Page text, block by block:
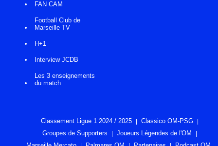
FAN CAM
Football Club de
Marseille TV
H+1
Interview JCDB
Les 3 enseignements
du match
Classement Ligue 1 2024 / 2025
Classico OM-PSG
Groupes de Supporters
Joueurs Légendes de l'OM